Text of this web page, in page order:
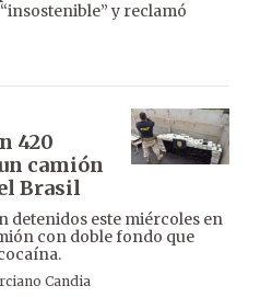
y reclamó
420
camión
Brasil
detenidos este miércoles en
con doble fondo que
Candia